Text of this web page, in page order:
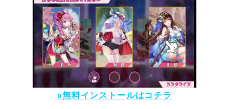
»無料インストールはコチラ